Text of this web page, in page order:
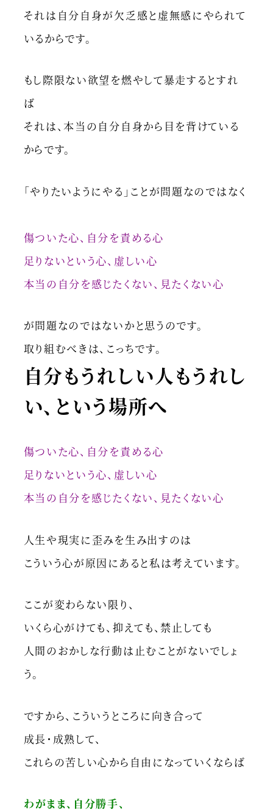
それは自分自身が欠乏感と虚無感にやられて
いるからです。
もし際限ない欲望を燃やして暴走するとすれ
ば
それは、本当の自分自身から目を背けている
からです。
「やりたいようにやる」ことが問題なのではなく
傷ついた心、自分を責める心
足りないという心、虚しい心
本当の自分を感じたくない、見たくない心
が問題なのではないかと思うのです。
取り組むべきは、こっちです。
自分もうれしい人もうれし
い、という場所へ
傷ついた心、自分を責める心
足りないという心、虚しい心
本当の自分を感じたくない、見たくない心
人生や現実に歪みを生み出すのは
こういう心が原因にあると私は考えています。
ここが変わらない限り、
いくら心がけても、抑えても、禁止しても
人間のおかしな行動は止むことがないでしょ
う。
ですから、こういうところに向き合って
成長・成熟して、
これらの苦しい心から自由になっていくならば
わがまま、自分勝手、